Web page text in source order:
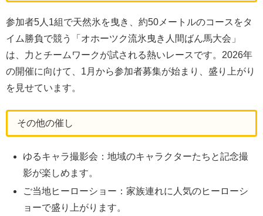
参加者5人1組で天然氷を曳き、約50メートルのコースをタ
イム勝負で競う「オホーツク流氷曳き人間ばん馬大会」
は、力とチームワークが試される熱いレースです。2026年
の開催に向けて、1月から参加者募集が始まり、盛り上がり
を見せています。
その他の催し
ゆるキャラ撮影会：地域のキャラクターたちと記念撮
影が楽しめます。
ご当地ヒーローショー：家族連れに人気のヒーローシ
ョーで盛り上がります。